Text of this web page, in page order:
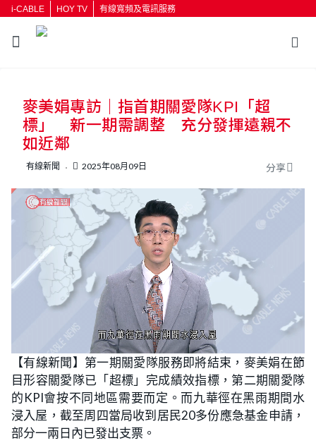
i-CABLE HOY TV 有線寬頻及電訊服務
按輸入鍵開始搜尋
麥美娟專訪｜指首期關愛隊KPI「超
標」 新一期需調整 充分發揮遠親不
如近鄰
有線新聞 2025年08月09日 分享
n
m
t
e
L
o
a
:
2
2
.
5
0
【有線新聞】第一期關愛隊服務即將結束，麥美娟在節
目形容關愛隊已「超標」完成績效指標，第二期關愛隊
的KPI會按不同地區需要而定。而九華徑在黑雨期間水
浸入屋，截至周四當局收到居民20多份應急基金申請，
部分一兩日內已發出支票。